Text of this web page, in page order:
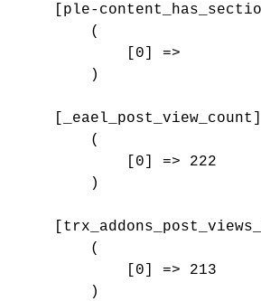
[ple-
        (
            [0] =>
        )
        (
            [0] => 222
        )
        (
            [0] => 213
        )